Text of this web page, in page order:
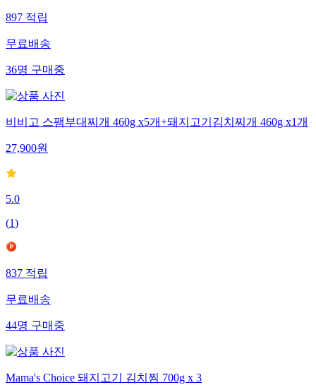
897 적립
무료배송
36명 구매중
비비고 스팸부대찌개 460g x5개+돼지고기김치찌개 460g x1개
27,900원
5.0
(1)
837 적립
무료배송
44명 구매중
Mama's Choice 돼지고기 김치찜 700g x 3